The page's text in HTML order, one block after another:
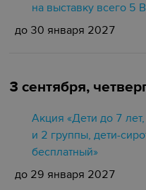
на выставку всего 5
до 30 января 2027
3 сентября,
Акция «Дети до 7
и 2 группы, дети-
бесплатный»
до 29 января 2027